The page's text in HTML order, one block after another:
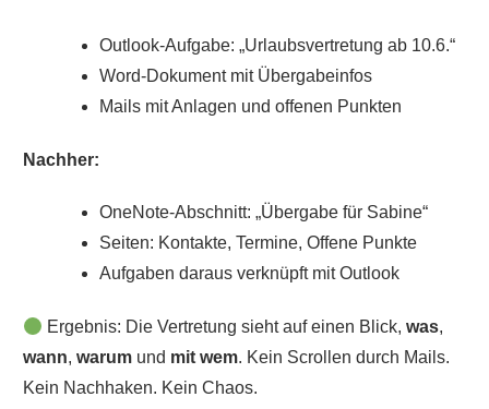
Outlook-Aufgabe: „Urlaubsvertretung ab 10.6.“
Word-Dokument mit Übergabeinfos
Mails mit Anlagen und offenen Punkten
Nachher:
OneNote-Abschnitt: „Übergabe für Sabine“
Seiten: Kontakte, Termine, Offene Punkte
Aufgaben daraus verknüpft mit Outlook
Ergebnis: Die Vertretung sieht auf einen Blick,was,
wann, warum und mit wem. Kein Scrollen durch Mails.
Kein Nachhaken. Kein Chaos.